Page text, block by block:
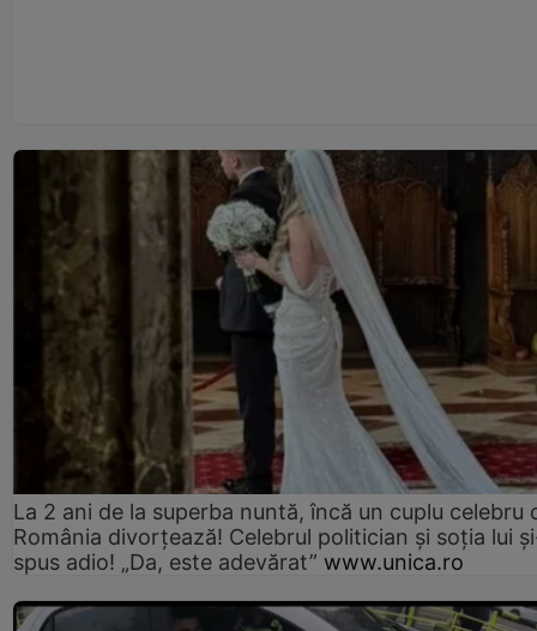
La 2 ani de la superba nuntă, încă un cuplu celebru
România divorțează! Celebrul politician și soția lui
spus adio! „Da, este adevărat” www.unica.ro